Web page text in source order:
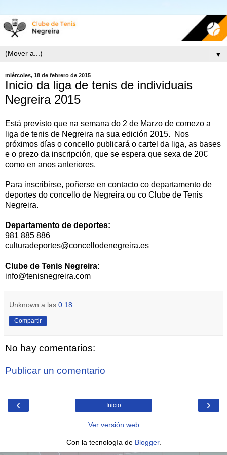
▼
miércoles, 18 de febrero de 2015
Inicio da liga de tenis de individuais
Negreira 2015
Está previsto que na semana do 2 de Marzo de comezo a
liga de tenis de Negreira na sua edición 2015. Nos
próximos días o concello publicará o cartel da liga, as bases
e o prezo da inscripción, que se espera que sexa de 20€
como en anos anteriores.
Para inscribirse, poñerse en contacto co departamento de
deportes do concello de Negreira ou co Clube de Tenis
Negreira.
Departamento de deportes:
981 885 886
culturadeportes@concellodenegreira.es
Clube de Tenis Negreira:
info@tenisnegreira.com
Unknown a las 0:18
Compartir
No hay comentarios:
Publicar un comentario
‹ ›
Inicio
Ver versión web
Con la tecnología de Blogger.